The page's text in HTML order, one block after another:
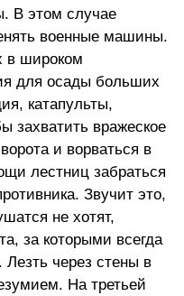
В этом случае
военные машины.
в широком
для осады больших
катапульты,
захватить вражеское
и ворваться в
лестниц забраться
Звучит это,
не хотят,
за которыми всегда
Лезть через стены в
На третьей